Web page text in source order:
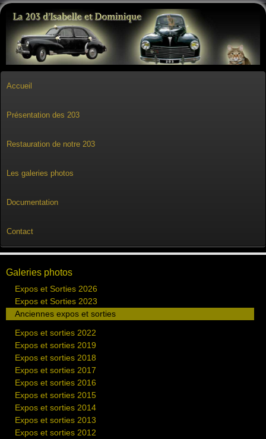
Accueil
Présentation des 203
Restauration de notre 203
Les galeries photos
Documentation
Contact
Galeries photos
Expos et Sorties 2026
Expos et Sorties 2023
Anciennes expos et sorties
Expos et sorties 2022
Expos et sorties 2019
Expos et sorties 2018
Expos et sorties 2017
Expos et sorties 2016
Expos et sorties 2015
Expos et sorties 2014
Expos et sorties 2013
Expos et sorties 2012